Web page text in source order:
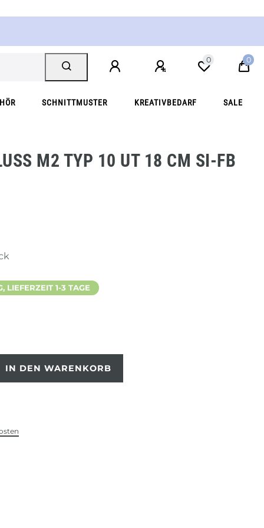
0 0
SCHNITTMUSTER KREATIVBEDARF SALE
M2 TYP 10 UT 18 CM SI-FB F
LIEFERZEIT 1-3 TAGE
IN DEN WARENKORB